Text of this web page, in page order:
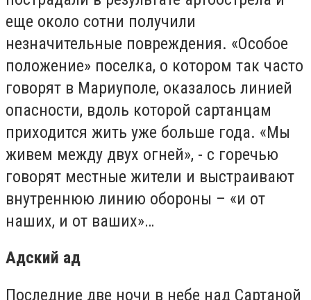
еще около сотни получили
незначительные повреждения. «Особое
положение» поселка, о котором так часто
говорят в Мариуполе, оказалось линией
опасности, вдоль которой сартанцам
приходится жить уже больше года. «Мы
живем между двух огней», - с горечью
говорят местные жители и выстраивают
внутреннюю линию обороны – «и от
наших, и от ваших»…
Адский ад
Последние две ночи в небе над Сартаной